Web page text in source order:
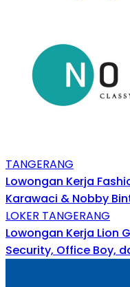
TANGERANG
Lowongan Kerja
Karawaci & Nobby
LOKER TANGERANG
Lowongan Kerja Lion
Security, Office Boy,